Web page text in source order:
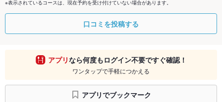
※表示されているコースは、現在予約を受け付けていない場合があります。
口コミを投稿する
アプリなら何度もログイン不要ですぐ確認！
ワンタップで手軽につかえる
アプリでブックマーク